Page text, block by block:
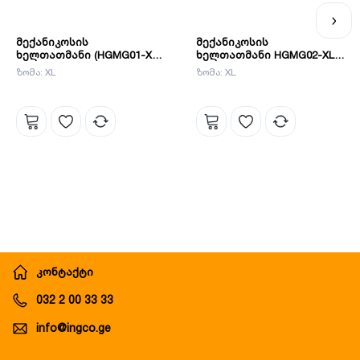
მექანიკოსის
ხელთათმანი (HGMG01-XL)
INGCO
ზომა: XL
მექანიკოსის
ხელთათმანი HGMG02-XL
INGCO
ზომა: XL
კონტაქტი
032 2 00 33 33
info@ingco.ge